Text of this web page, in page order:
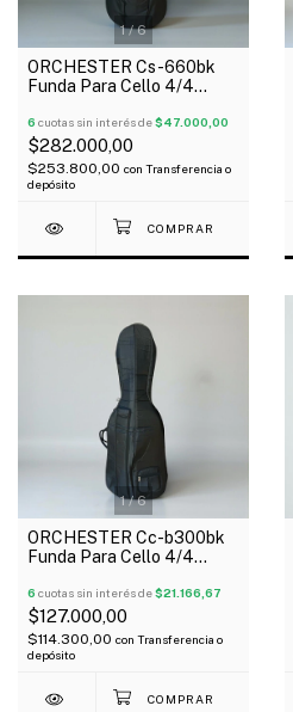
1/6
ORCHESTER Cs-660bk
Funda Para Cello 4/4
Reforzada
6 cuotas sin interés de$47.000,00
$282.000,00
$253.800,00 con Transferencia o
depósito
1/6
ORCHESTER Cc-b300bk
Funda Para Cello 4/4
6 cuotas sin interés de$21.166,67
$127.000,00
$114.300,00 con Transferencia o
depósito